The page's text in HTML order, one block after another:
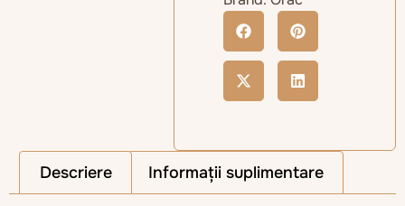
Descriere Informații suplimentare